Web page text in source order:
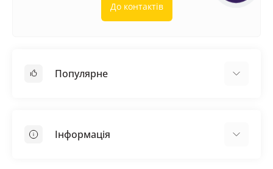
До контактів
Популярне
Самовирівнююча суміш
Інформація